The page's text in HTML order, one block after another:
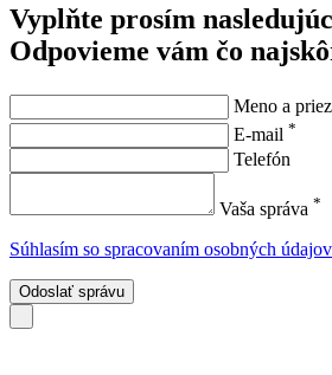
Vyplňte prosím
Odpovieme vám čo
Meno a
E-mail *
Telefón
Vaša správa *
Súhlasím so spracovaním osobných